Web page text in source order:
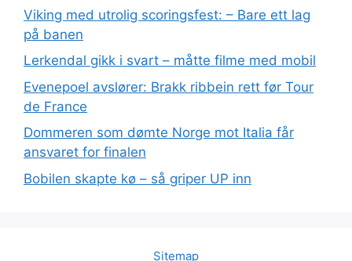
Viking med utrolig scoringsfest: – Bare ett lag
på banen
Lerkendal gikk i svart – måtte filme med mobil
Evenepoel avslører: Brakk ribbein rett før Tour
de France
Dommeren som dømte Norge mot Italia får
ansvaret for finalen
Bobilen skapte kø – så griper UP inn
Sitemap